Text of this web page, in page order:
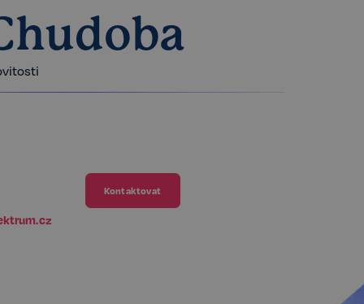
Kontaktovat